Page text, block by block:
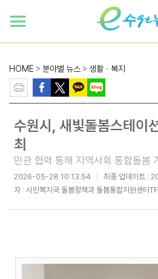
HOME > 분야별 뉴스 > 생활ㆍ복지
수원시, 새빛돌봄스테이
최
민관 협력 통해 지역사회 통합돌봄
2026-05-28 10:13:54 최종 업데이트 :
자 : 시민복지국 돌봄정책과 돌봄통합지원센터